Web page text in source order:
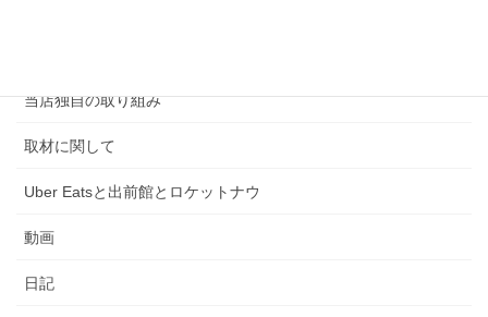
当店独自の取り組み
取材に関して
Uber Eatsと出前館とロケットナウ
動画
日記